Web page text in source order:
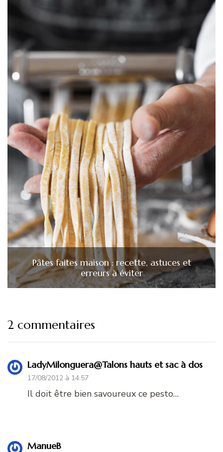
Pâtes faites maison : recette, astuces et
erreurs à éviter
2 commentaires
LadyMilonguera@Talons hauts et sac à dos
17/08/2012 à 14:57
Il doit être bien savoureux ce pesto…
ManueB